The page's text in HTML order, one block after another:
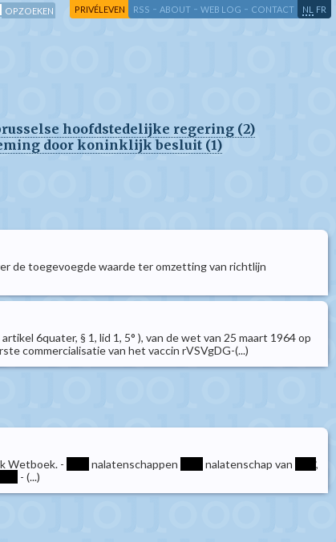
PRIVÉLEVEN RSS - ABOUT - WEB LOG - CONTACT NL FR
hoofdstedelijke regering (2)
door koninklijk besluit (1)
de toegevoegde waarde ter omzetting van richtlijn
6quater, § 1, lid 1, 5° ), van de wet van 25 maart 1964 op
commercialisatie van het vaccin rVSVgDG-(...)
Wetboek. - nalatenschappen nalatenschap van
,
- (...)